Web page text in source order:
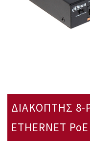
ΔΙΑΚΟΠΤΗΣ 8-
ETHERNET